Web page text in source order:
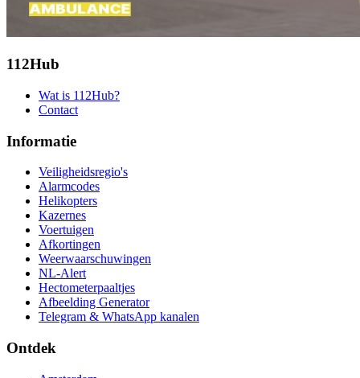
112Hub
Wat is 112Hub?
Contact
Informatie
Veiligheidsregio's
Alarmcodes
Helikopters
Kazernes
Voertuigen
Afkortingen
Weerwaarschuwingen
NL-Alert
Hectometerpaaltjes
Afbeelding Generator
Telegram & WhatsApp kanalen
Ontdek